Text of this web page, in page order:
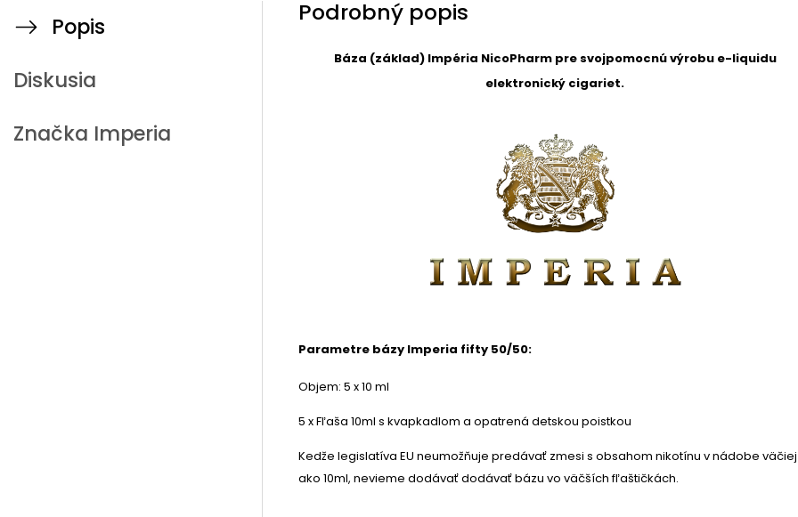
Popis
Diskusia
Značka Imperia
Podrobný popis
Báza (základ) Impéria NicoPharm pre svojpomocnú výrobu e-liquidu
elektronický cigariet.
Parametre bázy Imperia fifty 50/50:
Objem: 5 x 10 ml
5 x Fľaša 10ml s kvapkadlom a opatrená detskou poistkou
Kedže legislatíva EU neumožňuje predávať zmesi s obsahom nikotínu v nádobe väčiej
ako 10ml, nevieme dodávať dodávať bázu vo väčších fľaštičkách.